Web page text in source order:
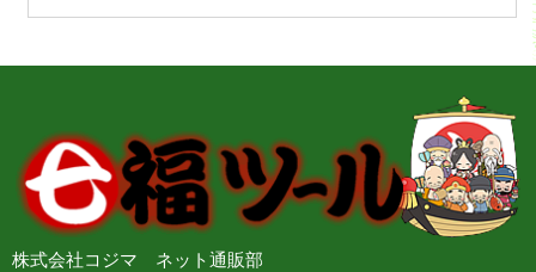
株式会社コジマ ネット通販部